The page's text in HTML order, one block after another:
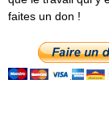
faites un don !